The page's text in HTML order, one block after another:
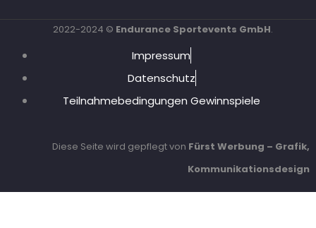
2022-2024 © Endurance Sportevents GmbH.
Impressum
Datenschutz
Teilnahmebedingungen Gewinnspiele
Diese Seite wird gepflegt von Fürst Werbung – Grafik,
Kommunikationsdesign